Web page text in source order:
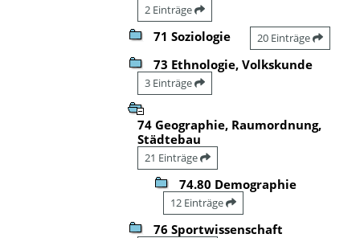
2 Einträge
71 Soziologie 20 Einträge
73 Ethnologie, Volkskunde
3 Einträge
74 Geographie, Raumordnung,
Städtebau
21 Einträge
74.80 Demographie
12 Einträge
76 Sportwissenschaft